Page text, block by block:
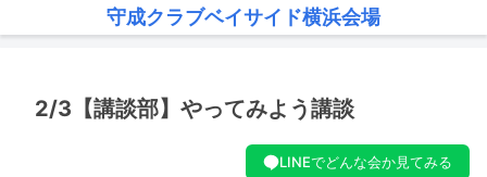
守成クラブベイサイド横浜会場
2/3【講談部】やってみよう講談
LINEでどんな会か見てみる